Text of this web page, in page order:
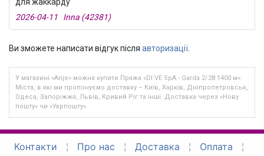
2026-04-11 Inna (42381)
Ви зможете написати відгук після авторизації
У магазині «Anje» можна купити Пряжа «DI.VE SpA - Garda 2/28 1400 м».
Міста, в які ми пропонуємо доставку – Київ, Харків, Дніпропетровськ,
Одеса, Запоріжжя, Львів, Кривий Ріг та інші. Доставка через «Нову
пошту» чи «Укрпошту».
Контакти ¦ Про нас ¦ Доставка ¦ Оплата ¦